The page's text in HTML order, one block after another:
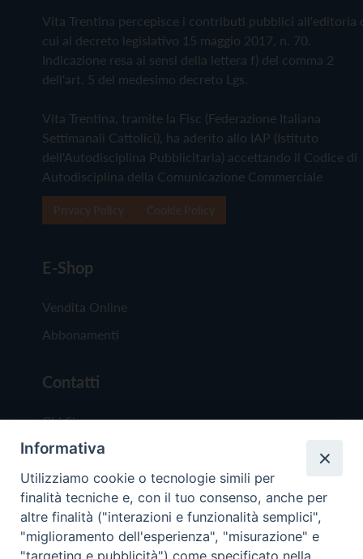
Vita Trentina percepisce i contributi pubblici all'editoria
cui al decreto legislativo 15 maggio 2017, n. 70.
Indicazione resa ai sensi della lettera f) del comma 2
dell'art. 5 del medesimo decreto Lgs.
Vita Trentina, tramite la Fisc (Federazione Italiana
Settimanali Cattolici), ha aderito allo IAP (Istituto
dell'Autodisciplina Pubblicitaria) accettando il Codice di
Autodisciplina della Comunicazione Commerciale
E-Shop
Vendita Online
Abbonamenti
Contatti
Chi Siamo
Redazione
Scrivici
Informativa
Utilizziamo cookie o tecnologie simili per
finalità tecniche e, con il tuo consenso, anche per
altre finalità ("interazioni e funzionalità semplici",
"miglioramento dell'esperienza", "misurazione" e